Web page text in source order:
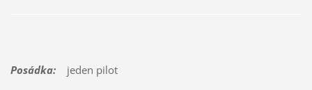
Posádka:jeden pilot